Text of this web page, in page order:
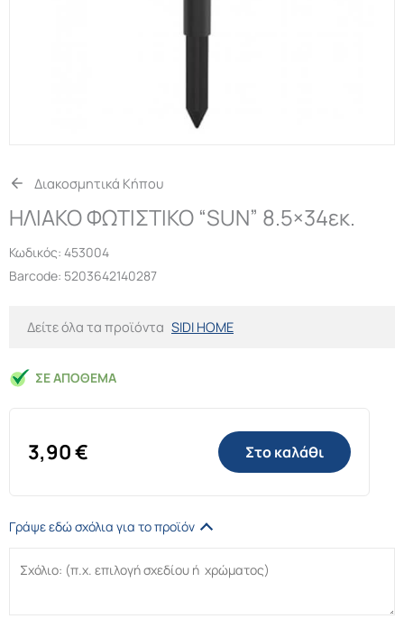
Διακοσμητικά Κήπου
ΗΛΙΑΚΟ ΦΩΤΙΣΤΙΚΟ “SUN” 8.5×34εκ.
Κωδικός: 453004
Barcode: 5203642140287
Δείτε όλα τα προϊόντα SIDI HOME
ΣΕ ΑΠΌΘΕΜΑ
3,90€ Στο καλάθι
Γράψε εδώ σχόλια για το προϊόν